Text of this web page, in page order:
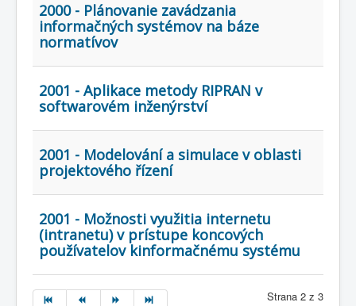
2000 - Plánovanie zavádzania
informačných systémov na báze
normatívov
2001 - Aplikace metody RIPRAN v
softwarovém inženýrství
2001 - Modelování a simulace v oblasti
projektového řízení
2001 - Možnosti využitia internetu
(intranetu) v prístupe koncových
používatelov kinformačnému systému
Strana 2 z 3